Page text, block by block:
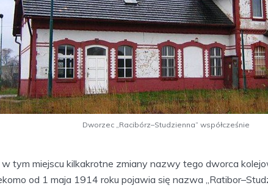
Dworzec „Racibórz–Studzienna” współcześnie
tym miejscu kilkakrotne zmiany nazwy tego dworca
od 1 maja 1914 roku pojawia się nazwa